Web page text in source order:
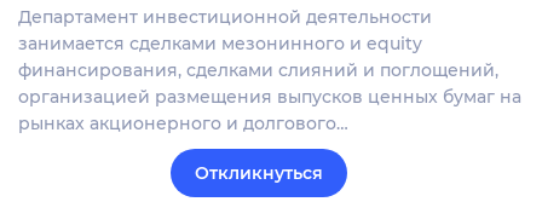
Департамент инвестиционной деятельности
занимается сделками мезонинного и equity
финансирования, сделками слияний и поглощений,
организацией размещения выпусков ценных бумаг на
рынках акционерного и долгового…
Откликнуться